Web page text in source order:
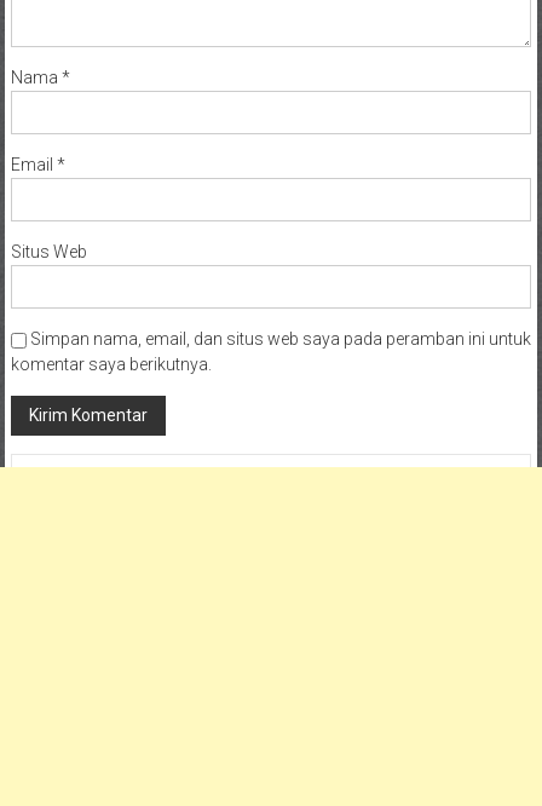
Nama *
Email *
Situs Web
Simpan nama, email, dan situs web saya pada peramban ini untuk
komentar saya berikutnya.